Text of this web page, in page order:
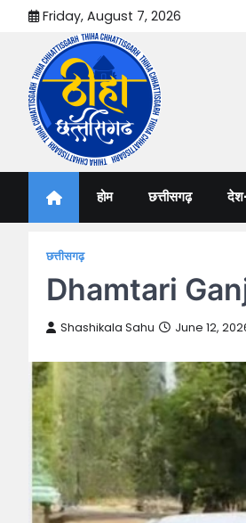
content
Friday, August 7, 2026
Thiha
होम छत्तीसगढ़
छत्तीसगढ़
Dhamtari
Shashikala Sahu June 12,